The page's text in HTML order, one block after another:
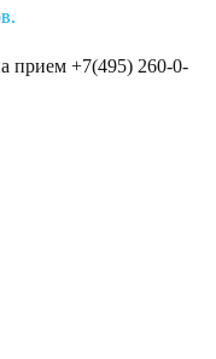
прием +7(495) 260-0-